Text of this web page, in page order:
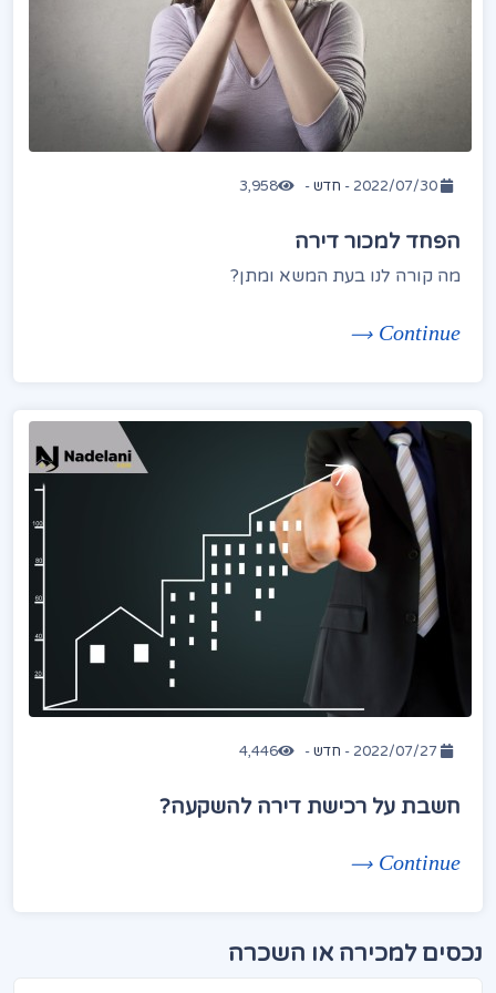
חדש-
3,958
הפחד למכור דירה
מה קורה לנו בעת המשא ומתן?
Continue
חדש-
4,446
חשבת על רכישת דירה להשקעה?
Continue
נכסים למכירה או השכרה